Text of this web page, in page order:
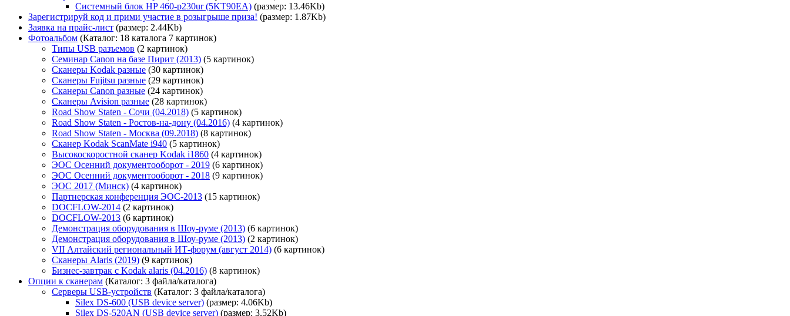
Системный блок HP 460-p230ur (5KT90EA) (размер: 13.46Kb)
Зарегистрируй код и прими участие в розыгрыше приза! (размер: 1.87Kb)
Заявка на прайс-лист (размер: 2.44Kb)
Фотоальбом (Каталог: 18 каталога 7 картинок)
Типы USB разъемов (2 картинок)
Семинар Canon на базе Пирит (2013) (5 картинок)
Сканеры Kodak разные (30 картинок)
Сканеры Fujitsu разные (29 картинок)
Сканеры Canon разные (24 картинок)
Сканеры Avision разные (28 картинок)
Road Show Staten - Сочи (04.2018) (5 картинок)
Road Show Staten - Ростов-на-дону (04.2016) (4 картинок)
Road Show Staten - Москва (09.2018) (8 картинок)
Сканер Kodak ScanMate i940 (5 картинок)
Высокоскоростной сканер Kodak i1860 (4 картинок)
ЭОС Осенний документооборот - 2019 (6 картинок)
ЭОС Осенний документооборот - 2018 (9 картинок)
ЭОС 2017 (Минск) (4 картинок)
Партнерская конференция ЭОС-2013 (15 картинок)
DOCFLOW-2014 (2 картинок)
DOCFLOW-2013 (6 картинок)
Демонстрация оборудования в Шоу-руме (2013) (6 картинок)
Демонстрация оборудования в Шоу-руме (2013) (2 картинок)
VII Алтайский региональный ИТ-форум (август 2014) (6 картинок)
Сканеры Alaris (2019) (9 картинок)
Бизнес-завтрак с Kodak alaris (04.2016) (8 картинок)
Опции к сканерам (Каталог: 3 файла/каталога)
Серверы USB-устройств (Каталог: 3 файла/каталога)
Silex DS-600 (USB device server) (размер: 4.06Kb)
Silex DS-520AN (USB device server) (размер: 3.52Kb)